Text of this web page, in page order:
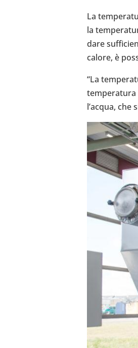
La
la
dare
calore, è
“La
tem­pe­ra­tura
l’ac­qua,